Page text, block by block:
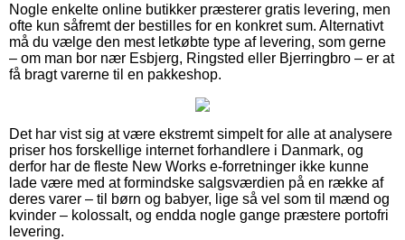
Nogle enkelte online butikker præsterer gratis levering, men
ofte kun såfremt der bestilles for en konkret sum. Alternativt
må du vælge den mest letkøbte type af levering, som gerne
– om man bor nær Esbjerg, Ringsted eller Bjerringbro – er at
få bragt varerne til en pakkeshop.
Det har vist sig at være ekstremt simpelt for alle at analysere
priser hos forskellige internet forhandlere i Danmark, og
derfor har de fleste New Works e-forretninger ikke kunne
lade være med at formindske salgsværdien på en række af
deres varer – til børn og babyer, lige så vel som til mænd og
kvinder – kolossalt, og endda nogle gange præstere portofri
levering.